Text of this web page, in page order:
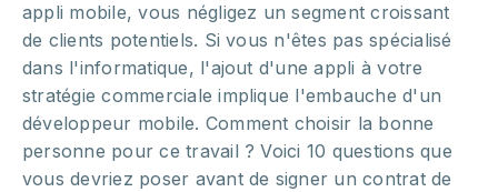
appli mobile, vous négligez un segment croissant
de clients potentiels. Si vous n'êtes pas spécialisé
dans l'informatique, l'ajout d'une appli à votre
stratégie commerciale implique l'embauche d'un
développeur mobile. Comment choisir la bonne
personne pour ce travail ? Voici 10 questions que
vous devriez poser avant de signer un contrat de